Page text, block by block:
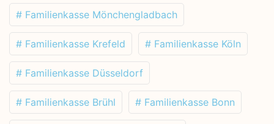
# Familienkasse Mönchengladbach
# Familienkasse Krefeld # Familienkasse Köln
# Familienkasse Düsseldorf
# Familienkasse Brühl # Familienkasse Bonn